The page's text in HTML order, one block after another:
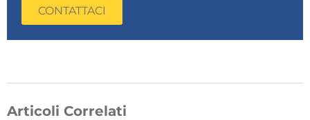
CONTATTACI
Articoli Correlati